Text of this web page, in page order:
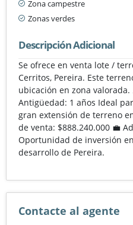
Zona campestre
Zonas verdes
Descripción Adicional
Se ofrece en venta lote /
Cerritos, Pereira. Este
ubicación en zona valorada.
Antigüedad: 1 años Ideal
gran extensión de terreno
de venta: $888.240.000 💼
Oportunidad de inversión
desarrollo de Pereira.
Contacte al agente